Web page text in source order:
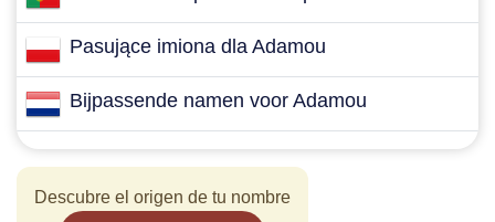
Pasujące imiona dla Adamou
Bijpassende namen voor Adamou
Descubre el origen de tu nombre